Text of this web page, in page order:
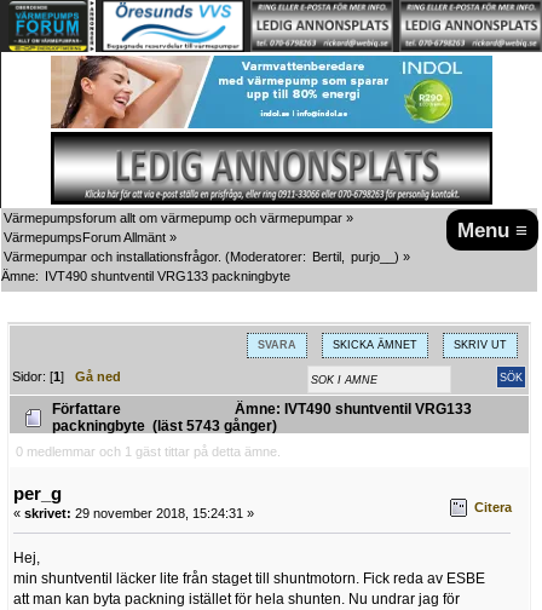
Menu ≡
Värmepumpsforum allt om värmepump och värmepumpar »
VärmepumpsForum Allmänt »
Värmepumpar och installationsfrågor. (Moderatorer: Bertil purjo__ ) »
Ämne: IVT490 shuntventil VRG133 packningbyte
SVARA SKICKA ÄMNET SKRIV UT
Sidor: [1]Gå ned
Författare
Ämne: IVT490 shuntventil VRG133
packningbyte (läst 5743 gånger)
0 medlemmar och 1 gäst tittar på detta ämne.
per_g
« skrivet: 29 november 2018, 15:24:31 » Citera
Hej,
min shuntventil läcker lite från staget till shuntmotorn. Fick reda av ESBE
att man kan byta packning istället för hela shunten. Nu undrar jag för